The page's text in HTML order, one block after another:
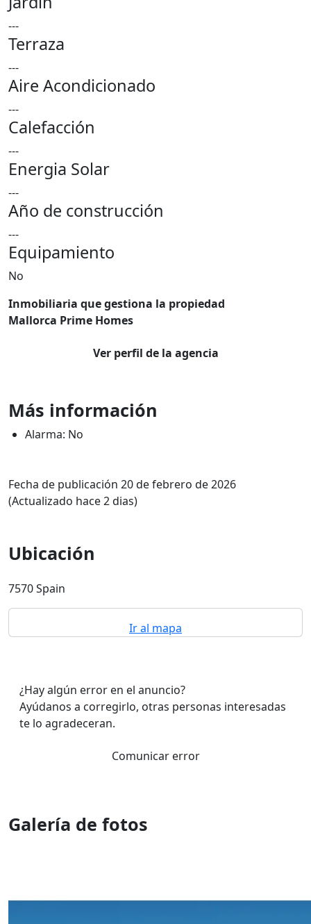
---
Terraza
---
Aire Acondicionado
---
Calefacción
---
Energia Solar
---
Año de construcción
---
Equipamiento
No
Inmobiliaria que gestiona la propiedad
Mallorca Prime Homes
Ver perfil de la agencia
Más información
Alarma: No
Fecha de publicación 20 de febrero de 2026
(Actualizado hace 2 dias)
Ubicación
7570 Spain
Ir al mapa
¿Hay algún error en el anuncio?
Ayúdanos a corregirlo, otras personas interesadas
te lo agradeceran.
Comunicar error
Galería de fotos